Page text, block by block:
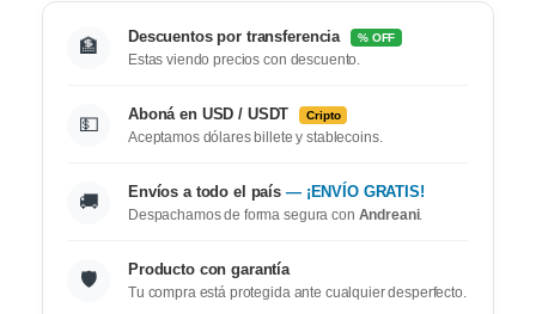
🏦 Descuentos por transferencia % OFF
Estas viendo precios con descuento.
💵 Aboná en USD / USDT Cripto
Aceptamos dólares billete y stablecoins.
🚚 Envíos a todo el país — ¡ENVÍO GRATIS!
Despachamos de forma segura con Andreani.
🛡️ Producto con garantía
Tu compra está protegida ante cualquier desperfecto.